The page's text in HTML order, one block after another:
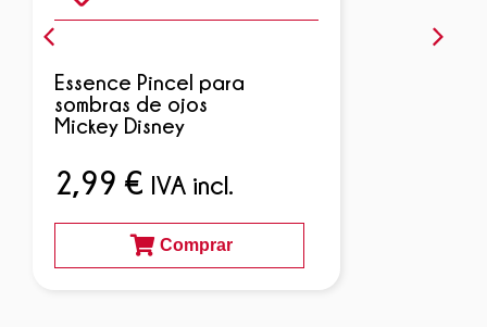
Essence Pincel para
sombras de ojos
Mickey Disney
2,99€ IVA incl.
Comprar